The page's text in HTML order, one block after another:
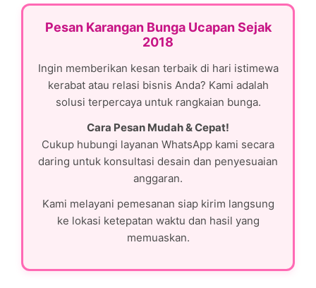
Pesan Karangan Bunga Ucapan Sejak
2018
Ingin memberikan kesan terbaik di hari istimewa
kerabat atau relasi bisnis Anda? Kami adalah
solusi terpercaya untuk rangkaian bunga.
Cara Pesan Mudah & Cepat!
Cukup hubungi layanan WhatsApp kami secara
daring untuk konsultasi desain dan penyesuaian
anggaran.
Kami melayani pemesanan siap kirim langsung
ke lokasi ketepatan waktu dan hasil yang
memuaskan.